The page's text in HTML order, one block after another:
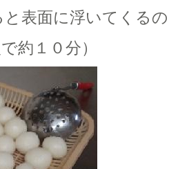
表面に浮いてくる
約１０分）